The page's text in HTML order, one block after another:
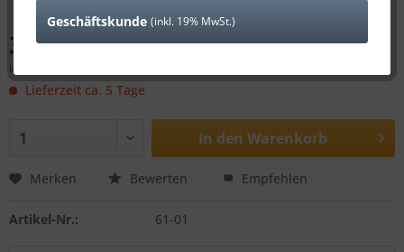
3.749,00 € *
inkl. 0% MwSt.
Lieferzeit ca. 5 Tage
In den Warenkorb
Merken Bewerten Empfehlen
Artikel-Nr.: 61-01
Geschäftskunde (inkl. 19% MwSt.)